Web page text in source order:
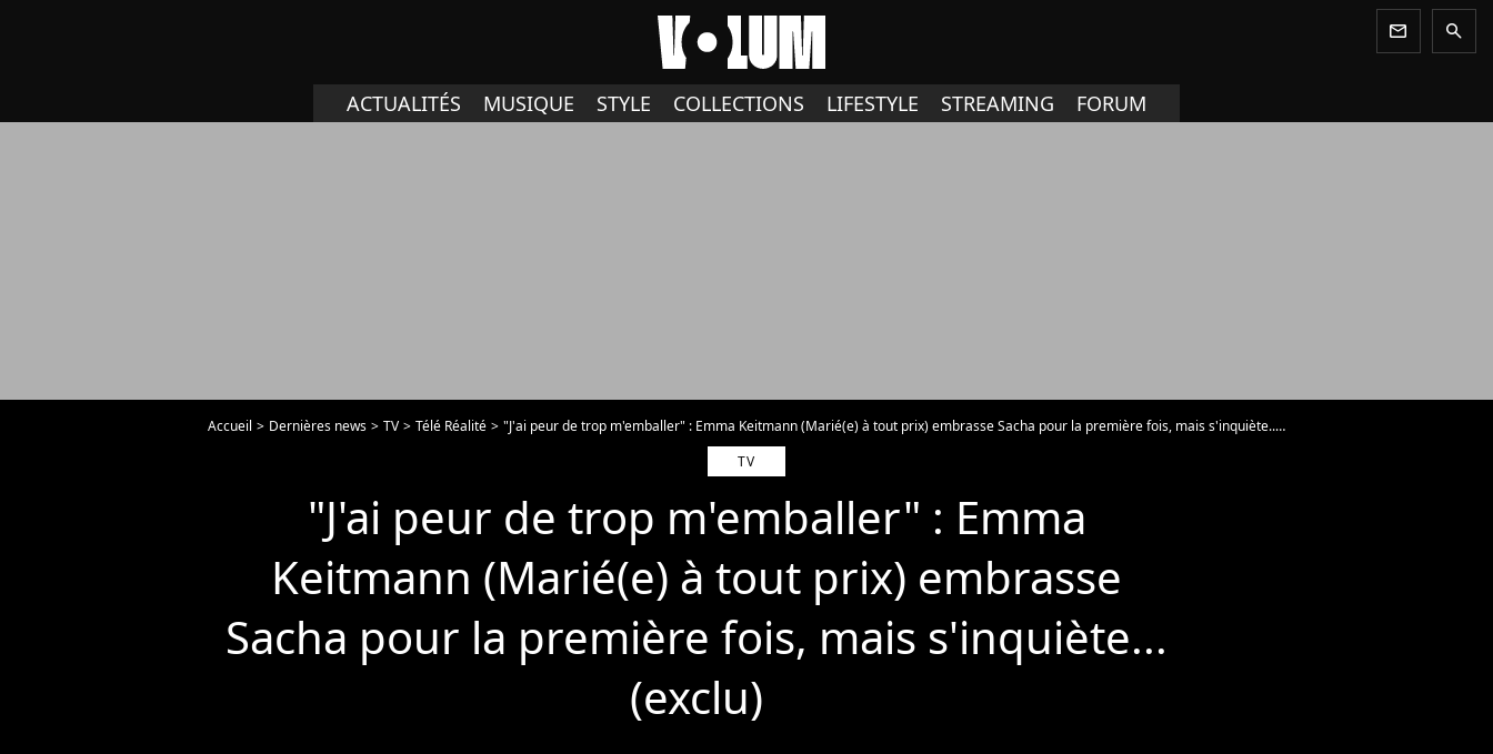
newsletter search
ACTUALITÉS MUSIQUE STYLE COLLECTIONS LIFESTYLE STREAMING FORUM
Accueil Dernières news TV Télé Réalité
"J'ai peur de trop m'emballer" : Emma Keitmann (Marié(e) à tout prix) embrasse Sacha pour la première fois, mais s'inquiète... (exclu)
TV
"J'ai peur de trop m'emballer" : Emma
Keitmann (Marié(e) à tout prix) embrasse
Sacha pour la première fois, mais s'inquiète...
(exclu)